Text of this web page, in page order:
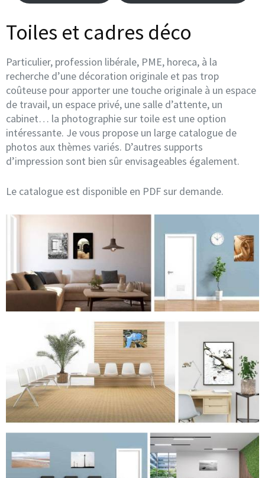
Toiles et cadres déco
Particulier, profession libérale, PME, horeca, à la
recherche d’une décoration originale et pas trop
coûteuse pour apporter une touche originale à un espace
de travail, un espace privé, une salle d’attente, un
cabinet… la photographie sur toile est une option
intéressante. Je vous propose un large catalogue de
photos aux thèmes variés. D’autres supports
d’impression sont bien sûr envisageables également.
Le catalogue est disponible en PDF sur demande.